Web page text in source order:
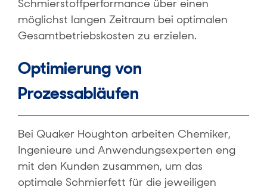
Schmierstoffperformance über einen
möglichst langen Zeitraum bei optimalen
Gesamtbetriebskosten zu erzielen.
Optimierung von
Prozessabläufen
Bei Quaker Houghton arbeiten Chemiker,
Ingenieure und Anwendungsexperten eng
mit den Kunden zusammen, um das
optimale Schmierfett für die jeweiligen